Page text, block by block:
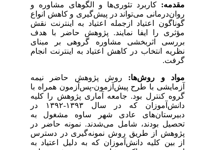
مقدمه:کاربرد تئوری‌ها و الگوهای مشاوره و
روان‌درمانی می‌تواند در پیش‌گیری و کاهش انواع
گوناگون اعتیاد ازجمله اعتیاد به اینترنت نقش
مؤثری را ایفا نمایند. پژوهش حاضر با هدف
بررسی اثربخشی مشاوره گروهی بر مبنای
نظریه انتخاب در کاهش اعتیاد به اینترنت انجام
گرفت.
مواد روش‌ها:روش پژوهش حاضر نیمه
آزمایشی با طرح پیش‌آزمون-پس‌آزمون همراه با
گروه کنترل بود. جامعه آماری پژوهش را کلیه
دانش
آموزان که در سال ۱۳۹۳-۱۳۹۲ در
دبیرستان‌های عادی شهر ساوه مشغول به
تحصیل بودند، شامل می‌شدند. نمونه حاضر در
پژوهش از طریق روش نمونه‌گیری در دسترس
از بین کلیه دانش‌آموزان که به دلیل اعتیاد به